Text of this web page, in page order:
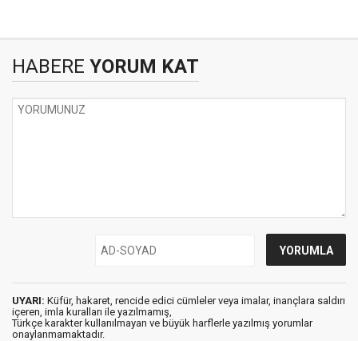
HABERE YORUM KAT
UYARI: Küfür, hakaret, rencide edici cümleler veya imalar, inançlara saldırı
içeren, imla kuralları ile yazılmamış,
Türkçe karakter kullanılmayan ve büyük harflerle yazılmış yorumlar
onaylanmamaktadır.